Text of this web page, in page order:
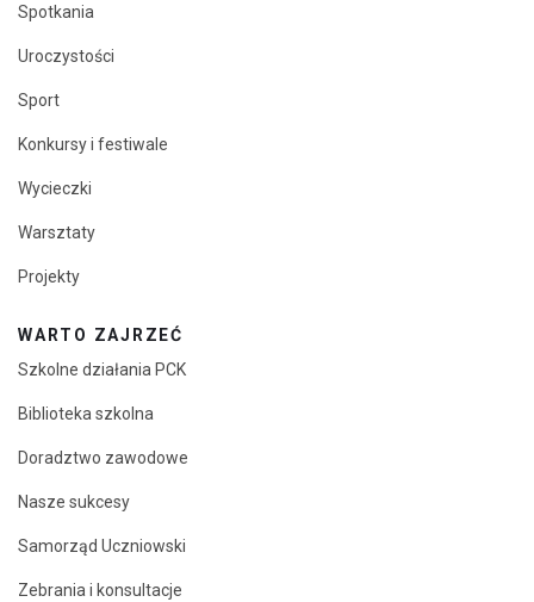
Spotkania
Uroczystości
Sport
Konkursy i festiwale
Wycieczki
Warsztaty
Projekty
WARTO ZAJRZEĆ
Szkolne działania PCK
Biblioteka szkolna
Doradztwo zawodowe
Nasze sukcesy
Samorząd Uczniowski
Zebrania i konsultacje